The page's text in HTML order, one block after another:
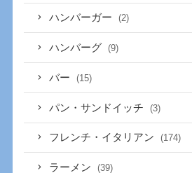
ハンバーガー (2)
ハンバーグ (9)
バー (15)
パン・サンドイッチ (3)
フレンチ・イタリアン (174)
ラーメン (39)